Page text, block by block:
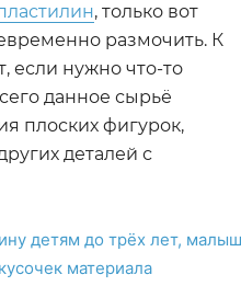
, только вот
размочить. К
если нужно что-то
данное сырьё
плоских фигурок,
деталей с